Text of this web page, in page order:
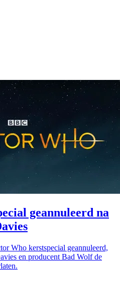
geannuleerd na
Who kerstspecial geannuleerd,
en producent Bad Wolf de